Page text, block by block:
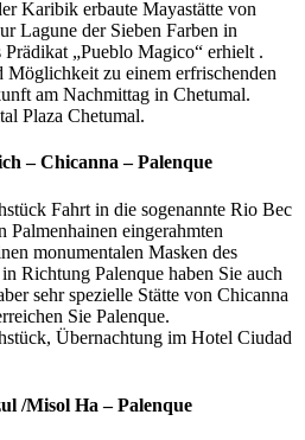
Karibik erbaute Mayastätte von
Lagune der Sieben Farben in
„Pueblo Magico“ erhielt .
Möglichkeit zu einem erfrischenden
am Nachmittag in Chetumal.
Plaza Chetumal.
– Chicanna – Palenque
Fahrt in die sogenannte Rio Bec
eingerahmten
monumentalen Masken des
Richtung Palenque haben Sie auch
sehr spezielle Stätte von Chicanna
Sie Palenque.
Übernachtung im Hotel Ciudad
/Misol Ha – Palenque